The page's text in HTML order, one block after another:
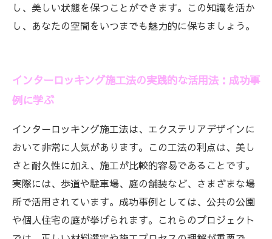
し、美しい状態を保つことができます。この知識を活か
し、あなたの空間をいつまでも魅力的に保ちましょう。
インターロッキング施工法の実践的な活用法：成功事
例に学ぶ
インターロッキング施工法は、エクステリアデザインに
おいて非常に人気があります。この工法の利点は、美し
さと耐久性に加え、施工が比較的容易であることです。
実際には、歩道や駐車場、庭の舗装など、さまざまな場
所で活用されています。成功事例としては、公共の公園
や個人住宅の庭が挙げられます。これらのプロジェクト